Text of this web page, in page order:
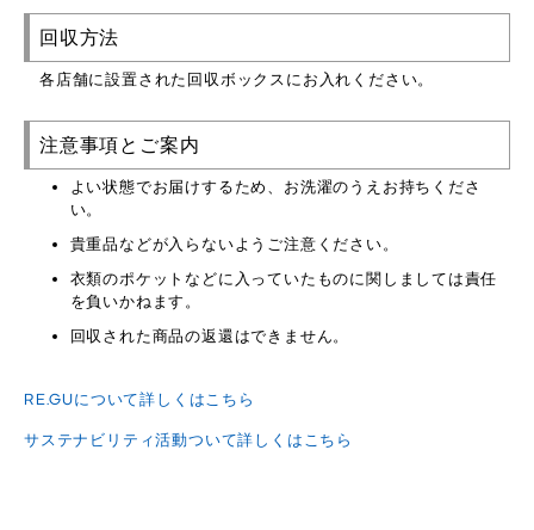
回収方法
各店舗に設置された回収ボックスにお入れください。
注意事項とご案内
よい状態でお届けするため、お洗濯のうえお持ちくださ
い。
貴重品などが入らないようご注意ください。
衣類のポケットなどに入っていたものに関しましては責任
を負いかねます。
回収された商品の返還はできません。
RE.GUについて詳しくはこちら
サステナビリティ活動ついて詳しくはこちら